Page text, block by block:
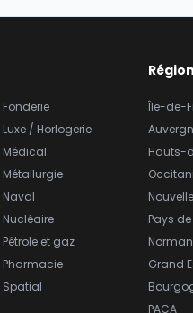
Fonderie
Luxe / Horlogerie
Médical
Métallurgie
Naval
Nucléaire
Pétrole et gaz
Pharmacie
Spatial
Île-de-
Hauts-
Pays
Grand
PACA